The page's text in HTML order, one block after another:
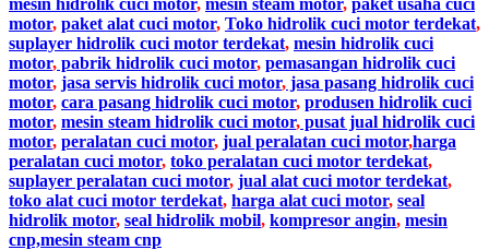
motor, paket alat cuci motor, Toko hidrolik cuci motor terdekat,
suplayer hidrolik cuci motor terdekat, mesin hidrolik cuci
motor, pabrik hidrolik cuci motor, pemasangan hidrolik cuci
motor, jasa servis hidrolik cuci motor, jasa pasang hidrolik cuci
motor, cara pasang hidrolik cuci motor, produsen hidrolik cuci
motor, mesin steam hidrolik cuci motor, pusat jual hidrolik cuci
motor, peralatan cuci motor, jual peralatan cuci motor,harga
peralatan cuci motor, toko peralatan cuci motor terdekat,
suplayer peralatan cuci motor, jual alat cuci motor terdekat,
toko alat cuci motor terdekat, harga alat cuci motor, seal
hidrolik motor, seal hidrolik mobil, kompresor angin, mesin
cnp,mesin steam cnp